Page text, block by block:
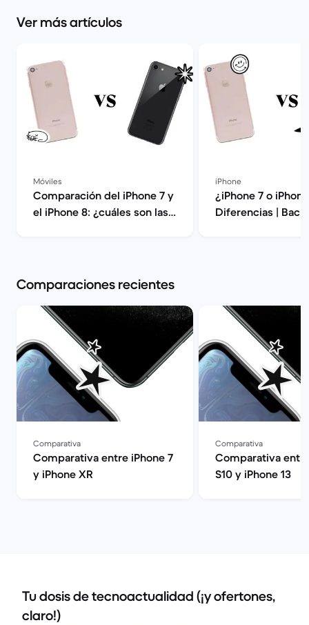
Ver más artículos
Móviles
Comparación del iPhone 7 y
el iPhone 8: ¿cuáles son las
iPhone
¿iPhone 7 o
Diferencias |
Comparaciones recientes
Comparativa
Comparativa entre iPhone 7
y iPhone XR
Comparativa
Comparativa
S10 y iPhone 13
Tu dosis de tecnoactualidad (¡y ofertones,
claro!)